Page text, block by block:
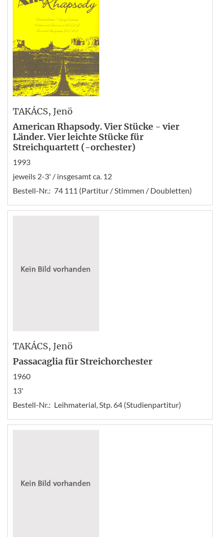
TAKÁCS, Jenö
American Rhapsody. Vier Stücke - vier
Länder. Vier leichte Stücke für
Streichquartett (-orchester)
1993
jeweils 2-3' / insgesamt ca. 12
Bestell-Nr.: 74 111 (Partitur / Stimmen / Doubletten)
TAKÁCS, Jenö
Passacaglia für Streichorchester
1960
13'
Bestell-Nr.: Leihmaterial, Stp. 64 (Studienpartitur)